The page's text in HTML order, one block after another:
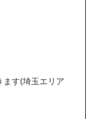
ます(埼玉エリア